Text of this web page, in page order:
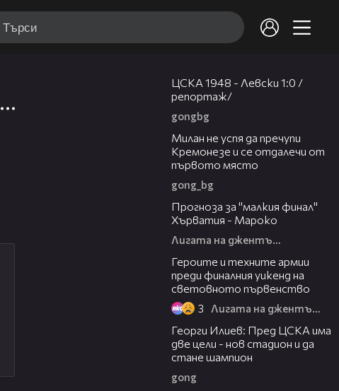
ЦСКА 1948 - Левски 1:0 /
репортаж/
gongbg
Милан не успя да пречупи
Кремонезе и се отдалечи от
първото място
gong_bg
Прогноза за "малкия финал"
Хърватия - Мароко
Лигата на джентълмените
Героите и техните армии
преди финалния уикенд на
световното първенство
3 Лигата на джентълмените
Георги Илиев: Пред ЦСКА има
две цели - нов стадион и да
стане шампион
gong